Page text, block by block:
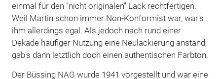
einmal für den "nicht originalen" Lack rechtfertigen.
Weil Martin schon immer Non-Konformist war, war's
ihm allerdings egal. Als jedoch nach rund einer
Dekade häufiger Nutzung eine Neulackierung anstand,
gab's dann letztlich doch einen authentischen Farbton.
Der Büssing NAG wurde 1941 vorgestellt und war eine